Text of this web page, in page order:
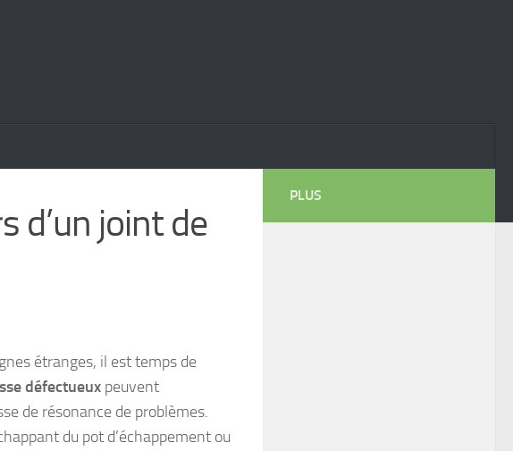
d’un joint de
étranges, il est temps de
défectueux peuvent
de résonance de problèmes.
du pot d’échappement ou
PLUS